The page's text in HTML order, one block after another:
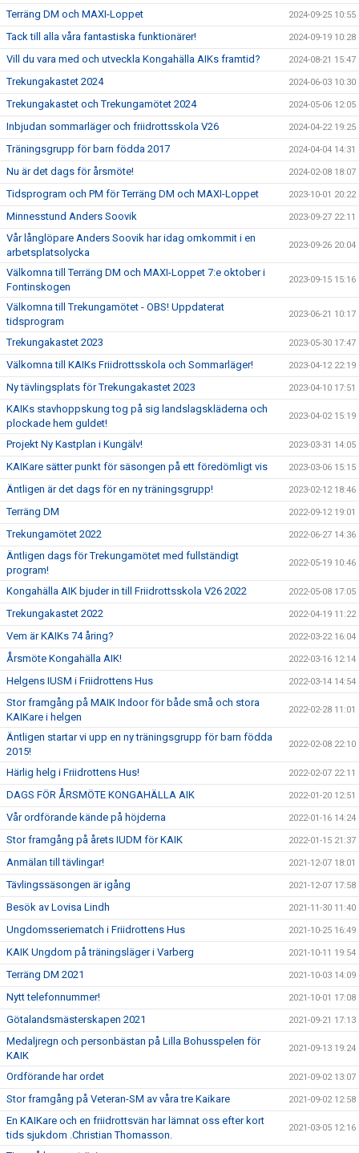
Terräng DM och MAXI-Loppet 2024-09-25 10:55
Tack till alla våra fantastiska funktionärer! 2024-09-19 10:28
Vill du vara med och utveckla Kongahälla AIKs framtid? 2024-08-21 15:47
Trekungakastet 2024 2024-06-03 10:30
Trekungakastet och Trekungamötet 2024 2024-05-06 12:05
Inbjudan sommarläger och friidrottsskola V26 2024-04-22 19:25
Träningsgrupp för barn födda 2017 2024-04-04 14:31
Nu är det dags för årsmöte! 2024-02-08 18:07
Tidsprogram och PM för Terräng DM och MAXI-Loppet 2023-10-01 20:22
Minnesstund Anders Soovik 2023-09-27 22:11
Vår långlöpare Anders Soovik har idag omkommit i en
arbetsplatsolycka
2023-09-26 20:04
Välkomna till Terräng DM och MAXI-Loppet 7:e oktober i
Fontinskogen
2023-09-15 15:16
Välkomna till Trekungamötet - OBS! Uppdaterat
tidsprogram
2023-06-21 10:17
Trekungakastet 2023 2023-05-30 17:47
Välkomna till KAIKs Friidrottsskola och Sommarläger! 2023-04-12 22:19
Ny tävlingsplats för Trekungakastet 2023 2023-04-10 17:51
KAIKs stavhoppskung tog på sig landslagskläderna och
plockade hem guldet!
2023-04-02 15:19
Projekt Ny Kastplan i Kungälv! 2023-03-31 14:05
KAIKare sätter punkt för säsongen på ett föredömligt vis 2023-03-06 15:15
Äntligen är det dags för en ny träningsgrupp! 2023-02-12 18:46
Terräng DM 2022-09-12 19:01
Trekungamötet 2022 2022-06-27 14:36
Äntligen dags för Trekungamötet med fullständigt
program!
2022-05-19 10:46
Kongahälla AIK bjuder in till Friidrottsskola V26 2022 2022-05-08 17:05
Trekungakastet 2022 2022-04-19 11:22
Vem är KAIKs 74 åring? 2022-03-22 16:04
Årsmöte Kongahälla AIK! 2022-03-16 12:14
Helgens IUSM i Friidrottens Hus 2022-03-14 14:54
Stor framgång på MAIK Indoor för både små och stora
KAIKare i helgen
2022-02-28 11:01
Äntligen startar vi upp en ny träningsgrupp för barn födda
2015!
2022-02-08 22:10
Härlig helg i Friidrottens Hus! 2022-02-07 22:11
DAGS FÖR ÅRSMÖTE KONGAHÄLLA AIK 2022-01-20 12:51
Vår ordförande kände på höjderna 2022-01-16 14:24
Stor framgång på årets IUDM för KAIK 2022-01-15 21:37
Anmälan till tävlingar! 2021-12-07 18:01
Tävlingssäsongen är igång 2021-12-07 17:58
Besök av Lovisa Lindh 2021-11-30 11:40
Ungdomsseriematch i Friidrottens Hus 2021-10-25 16:49
KAIK Ungdom på träningsläger i Varberg 2021-10-11 19:54
Terräng DM 2021 2021-10-03 14:09
Nytt telefonnummer! 2021-10-01 17:08
Götalandsmästerskapen 2021 2021-09-21 17:13
Medaljregn och personbästan på Lilla Bohusspelen för
KAIK
2021-09-13 19:24
Ordförande har ordet 2021-09-02 13:07
Stor framgång på Veteran-SM av våra tre Kaikare 2021-09-02 12:58
En KAIKare och en friidrottsvän har lämnat oss efter kort
tids sjukdom .Christian Thomasson.
2021-03-05 12:16